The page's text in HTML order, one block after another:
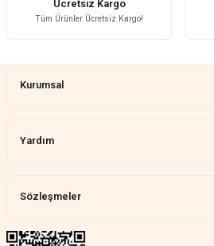
verirler, çok yardım ederler.
Teslim çok çabuk geldi. Montaj çok
Nathalie Prevost | 22/07/2026
Ücretsiz Kargo
Tüm Ürünler Ücretsiz Kargo!
Kurumsal
Yardım
Sözleşmeler